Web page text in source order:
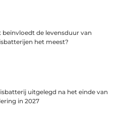
beïnvloedt de levensduur van
het meest?
uitgelegd na het einde van
in 2027